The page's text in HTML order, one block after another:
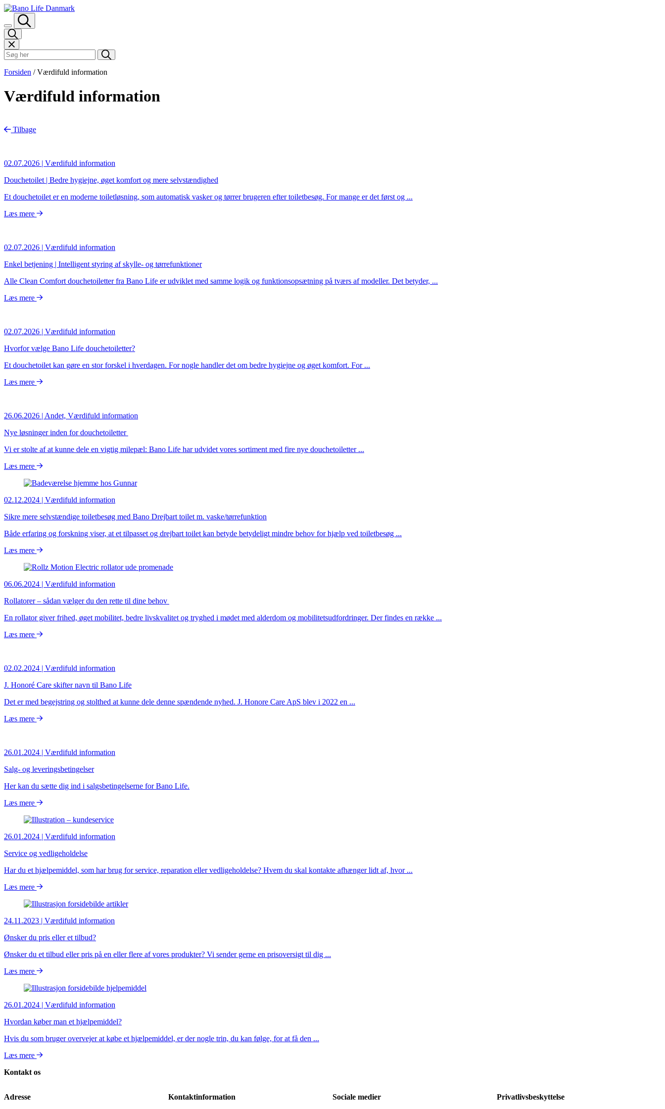
Spring til indhold
Søk i Bano Life
Forsiden /Værdifuld information
Værdifuld information
Artikler
filter
Tilbage
02.07.2026 | Værdifuld information
Douchetoilet | Bedre hygiejne, øget komfort og mere selvstændighed
Et douchetoilet er en moderne toiletløsning, som automatisk vasker og tørrer brugeren efter toiletbesøg. For mange er det først og ...
Læs mere
02.07.2026 | Værdifuld information
Enkel betjening | Intelligent styring af skylle- og tørrefunktioner
Alle Clean Comfort douchetoiletter fra Bano Life er udviklet med samme logik og funktionsopsætning på tværs af modeller. Det betyder, ...
Læs mere
02.07.2026 | Værdifuld information
Hvorfor vælge Bano Life douchetoiletter?
Et douchetoilet kan gøre en stor forskel i hverdagen. For nogle handler det om bedre hygiejne og øget komfort. For ...
Læs mere
26.06.2026 | Andet, Værdifuld information
Nye løsninger inden for douchetoiletter
Vi er stolte af at kunne dele en vigtig milepæl: Bano Life har udvidet vores sortiment med fire nye douchetoiletter ...
Læs mere
02.12.2024 | Værdifuld information
Sikre mere selvstændige toiletbesøg med Bano Drejbart toilet m. vaske/tørrefunktion
Både erfaring og forskning viser, at et tilpasset og drejbart toilet kan betyde betydeligt mindre behov for hjælp ved toiletbesøg ...
Læs mere
06.06.2024 | Værdifuld information
Rollatorer – sådan vælger du den rette til dine behov
En rollator giver frihed, øget mobilitet, bedre livskvalitet og tryghed i mødet med alderdom og mobilitetsudfordringer. Der findes en række ...
Læs mere
02.02.2024 | Værdifuld information
J. Honoré Care skifter navn til Bano Life
Det er med begejstring og stolthed at kunne dele denne spændende nyhed. J. Honore Care ApS blev i 2022 en ...
Læs mere
26.01.2024 | Værdifuld information
Salg- og leveringsbetingelser
Her kan du sætte dig ind i salgsbetingelserne for Bano Life.
Læs mere
26.01.2024 | Værdifuld information
Service og vedligeholdelse
Har du et hjælpemiddel, som har brug for service, reparation eller vedligeholdelse? Hvem du skal kontakte afhænger lidt af, hvor ...
Læs mere
24.11.2023 | Værdifuld information
Ønsker du pris eller et tilbud?
Ønsker du et tilbud eller pris på en eller flere af vores produkter? Vi sender gerne en prisoversigt til dig ...
Læs mere
26.01.2024 | Værdifuld information
Hvordan køber man et hjælpemiddel?
Hvis du som bruger overvejer at købe et hjælpemiddel, er der nogle trin, du kan følge, for at få den ...
Læs mere
Kontakt os
Adresse Kontaktinformation Sociale medier Privatlivsbeskyttelse